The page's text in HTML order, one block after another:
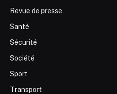
Revue de presse
Santé
Sécurité
Société
Sport
Transport